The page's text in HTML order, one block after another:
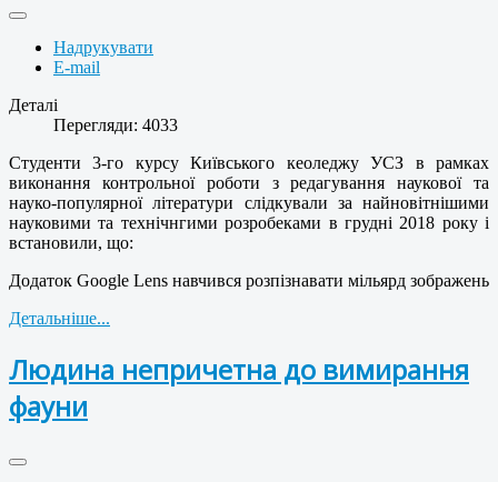
Надрукувати
E-mail
Деталі
Перегляди: 4033
Студенти 3-го курсу Київського кеоледжу УСЗ в рамках
виконання контрольної роботи з редагування наукової та
науко-популярної літератури слідкували за найновітнішими
науковими та технічнгими розробеками в грудні 2018 року і
встановили, що:
Додаток Google Lens навчився розпізнавати мільярд зображень
Детальніше...
Людина непричетна до вимирання
фауни